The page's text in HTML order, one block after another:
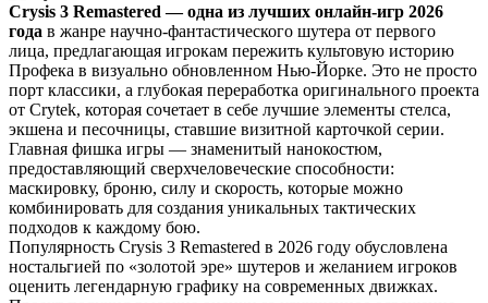
Crysis 3 Remastered — одна из лучших онлайн-игр 2026
года в жанре научно-фантастического шутера от первого
лица, предлагающая игрокам пережить культовую историю
Профека в визуально обновленном Нью-Йорке. Это не просто
порт классики, а глубокая переработка оригинального проекта
от Crytek, которая сочетает в себе лучшие элементы стелса,
экшена и песочницы, ставшие визитной карточкой серии.
Главная фишка игры — знаменитый нанокостюм,
предоставляющий сверхчеловеческие способности:
маскировку, броню, силу и скорость, которые можно
комбинировать для создания уникальных тактических
подходов к каждому бою.
Популярность Crysis 3 Remastered в 2026 году обусловлена
ностальгией по «золотой эре» шутеров и желанием игроков
оценить легендарную графику на современных движках.